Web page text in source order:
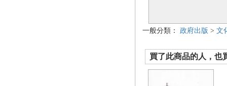
一般分類： 政府出版 > 文
買了此商品的人，也